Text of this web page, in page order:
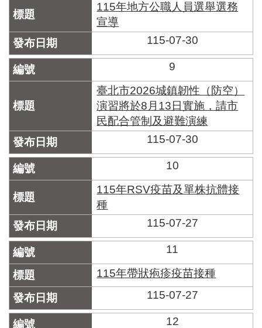
115年地方公職人員選舉選務
宣導
115-07-30
9
臺北市2026城鎮韌性（防空）
演習將於8月13日實施，請市
民配合管制及避難演練
115-07-30
10
115年RSV疫苗及單株抗體接
種
115-07-27
11
115年帶狀疱疹疫苗接種
115-07-27
12